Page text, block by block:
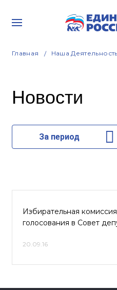
Главная Наша Деятельность
Новости
За период
Избирательная
голосования в Совет
20.09.16